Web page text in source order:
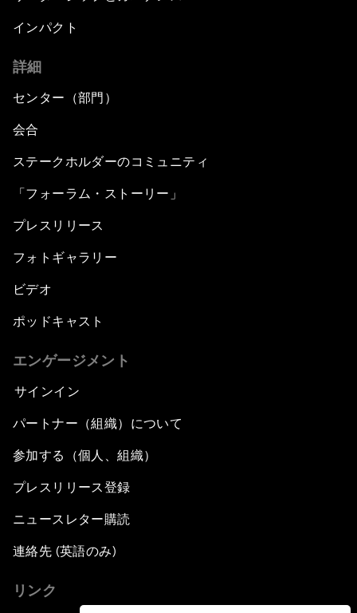
インパクト
詳細
センター（部門）
会合
ステークホルダーのコミュニティ
「フォーラム・ストーリー」
プレスリリース
フォトギャラリー
ビデオ
ポッドキャスト
エンゲージメント
サインイン
パートナー（組織）について
参加する（個人、組織）
プレスリリース登録
ニュースレター購読
連絡先 (英語のみ)
リンク